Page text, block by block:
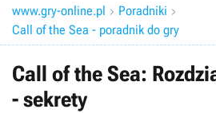
www.gry-online.pl  Poradniki 
Call of the Sea - poradnik do gry
Call of the Sea:
- sekrety